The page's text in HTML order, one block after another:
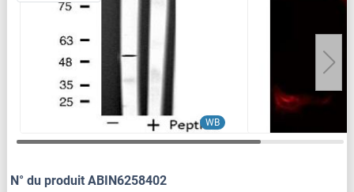
WB
N° du produit ABIN6258402